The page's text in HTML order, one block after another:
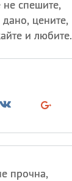
спешите,
цените,
и любите.
прочна,